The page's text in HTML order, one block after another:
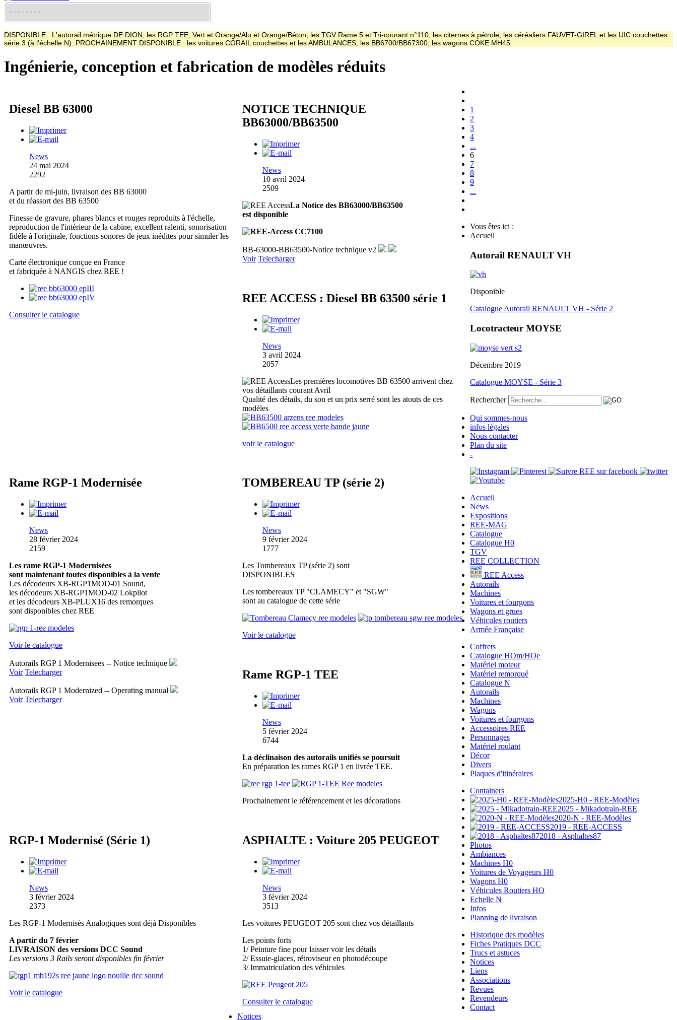
DISPONIBLE : L'autorail métrique DE DION, les RGP TEE, Vert et Orange/Alu et Orange/Béton, les TGV Rame 5 et Tri-courant n°110, les citernes à pétrole, les céréaliers FAUVET-GIREL et les UIC couchettes
série 3 (à l'échelle N). PROCHAINEMENT DISPONIBLE : les voitures CORAIL couchettes et les AMBULANCES, les BB6700/BB67300, les wagons COKE MH45
Ingénierie, conception et fabrication de modèles réduits
Diesel BB 63000
News
24 mai 2024
2292
A partir de mi-juin, livraison des BB 63000
et du réassort des BB 63500
Finesse de gravure, phares blancs et rouges reproduits à l'échelle,
reproduction de l'intérieur de la cabine, excellent ralenti, sonorisation
fidèle à l'originale, fonctions sonores de jeux inédites pour simuler les
manœuvres.
Carte électronique conçue en France
et fabriquée à NANGIS chez REE !
Consulter le catalogue
NOTICE TECHNIQUE
BB63000/BB63500
News
10 avril 2024
2509
La Notice des BB63000/BB63500
est disponible
BB-63000-BB63500-Notice technique v2
Voir Telecharger
REE ACCESS : Diesel BB 63500 série 1
News
3 avril 2024
2057
Les premières locomotives BB 63500 arrivent chez
vos détaillants courant Avril
Qualité des détails, du son et un prix serré sont les atouts de ces
modèles
voir le catalogue
Rame RGP-1 Modernisée
News
28 février 2024
2159
Les rame RGP-1 Modernisées
sont maintenant toutes disponibles à la vente
Les décodeurs XB-RGP1MOD-01 Sound,
les décodeurs XB-RGP1MOD-02 Lokpilot
et les décodeurs XB-PLUX16 des remorques
sont disponibles chez REE
Voir le catalogue
Autorails RGP 1 Modernisees -- Notice technique
Voir Telecharger
Autorails RGP 1 Modernized -- Operating manual
Voir Telecharger
TOMBEREAU TP (série 2)
News
9 février 2024
1777
Les Tombereaux TP (série 2) sont
DISPONIBLES
Les tombereaux TP "CLAMECY" et "SGW"
sont au catalogue de cette série
Voir le catalogue
Rame RGP-1 TEE
News
5 février 2024
6744
La déclinaison des autorails unifiés se poursuit
En préparation les rames RGP 1 en livrée TEE.
Prochainement le référencement et les décorations
RGP-1 Modernisé (Série 1)
News
3 février 2024
2373
Les RGP-1 Modernisés Analogiques sont déjà Disponibles
A partir du 7 février
LIVRAISON des versions DCC Sound
Les versions 3 Rails seront disponibles fin février
Voir le catalogue
ASPHALTE : Voiture 205 PEUGEOT
News
3 février 2024
3513
Les voitures PEUGEOT 205 sont chez vos détaillants
Les points forts
1/ Peinture fine pour laisser voir les détails
2/ Essuie-glaces, rétroviseur en photodécoupe
3/ Immatriculation des véhicules
Consulter le catalogue
1
2
3
4
...
6
7
8
9
...
Vous êtes ici :
Accueil
Autorail RENAULT VH
Disponible
Catalogue Autorail RENAULT VH - Série 2
Locotracteur MOYSE
Décembre 2019
Catalogue MOYSE - Série 3
Rechercher
Qui sommes-nous
infos légales
Nous contacter
Plan du site
-
Accueil
News
Expositions
REE-MAG
Catalogue
Catalogue H0
TGV
REE COLLECTION
REE Access
Autorails
Machines
Voitures et fourgons
Wagons et grues
Véhicules routiers
Armée Française
Coffrets
Catalogue HOm/HOe
Matériel moteur
Matériel remorqué
Catalogue N
Autorails
Machines
Wagons
Voitures et fourgons
Accessoires REE
Personnages
Matériel roulant
Décor
Divers
Plaques d'itinéraires
Containers
2025-H0 - REE-Modèles
2025 - Mikadotrain-REE
2020-N - REE-Modèles
2019 - REE-ACCESS
2018 - Asphaltes87
Photos
Ambiances
Machines H0
Voitures de Voyageurs H0
Wagons H0
Véhicules Routiers HO
Echelle N
Infos
Planning de livraison
Historique des modèles
Fiches Pratiques DCC
Trucs et astuces
Notices
Liens
Associations
Revues
Revendeurs
Contact
Notices